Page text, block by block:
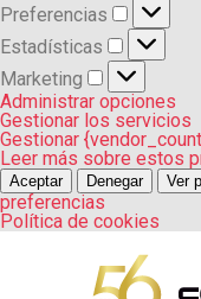
Preferencias
Estadísticas
Marketing
Marketing
Administrar opciones
Gestionar los servicios
Gestionar
Leer más sobre estos
Aceptar Denegar Ver
preferencias
Política de cookies